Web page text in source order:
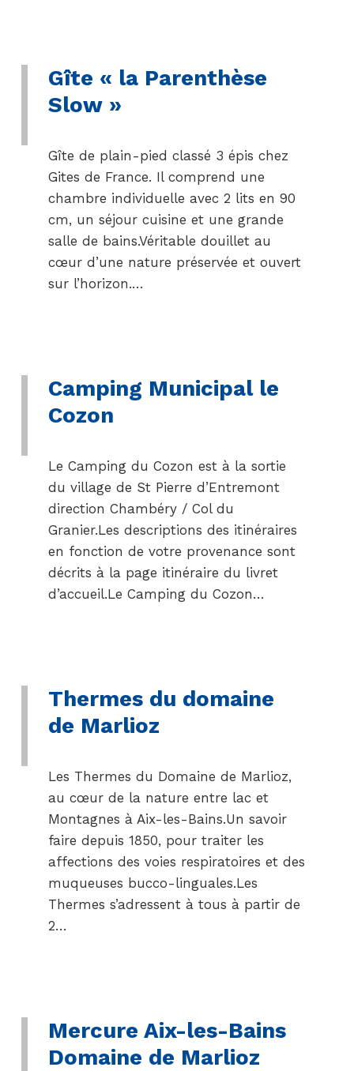
Gîte « la Parenthèse
Slow »
Gîte de plain-pied classé 3 épis chez
Gites de France. Il comprend une
chambre individuelle avec 2 lits en 90
cm, un séjour cuisine et une grande
salle de bains.Véritable douillet au
cœur d’une nature préservée et ouvert
sur l’horizon.…
Camping Municipal le
Cozon
Le Camping du Cozon est à la sortie
du village de St Pierre d’Entremont
direction Chambéry / Col du
Granier.Les descriptions des itinéraires
en fonction de votre provenance sont
décrits à la page itinéraire du livret
d’accueil.Le Camping du Cozon…
Thermes du domaine
de Marlioz
Les Thermes du Domaine de Marlioz,
au cœur de la nature entre lac et
Montagnes à Aix-les-Bains.Un savoir
faire depuis 1850, pour traiter les
affections des voies respiratoires et des
muqueuses bucco-linguales.Les
Thermes s’adressent à tous à partir de
2…
Mercure Aix-les-Bains
Domaine de Marlioz